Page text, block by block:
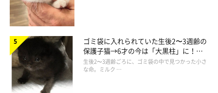
ゴミ袋に入れられていた生後2〜3週齢の
保護子猫→6才の今は「大黒柱」に！
美しい黒猫に成長した姿にグッとくる
生後2〜3週齢ごろに、ゴミ袋の中で見つかった小さ
な命。ミルク …